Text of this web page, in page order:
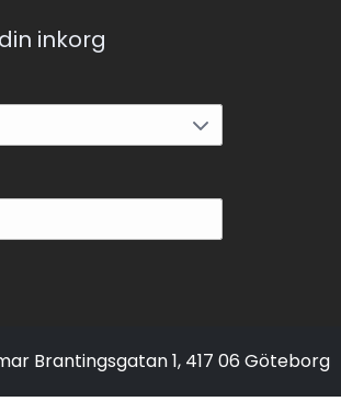
inkorg
Brantingsgatan 1, 417 06 Göteborg